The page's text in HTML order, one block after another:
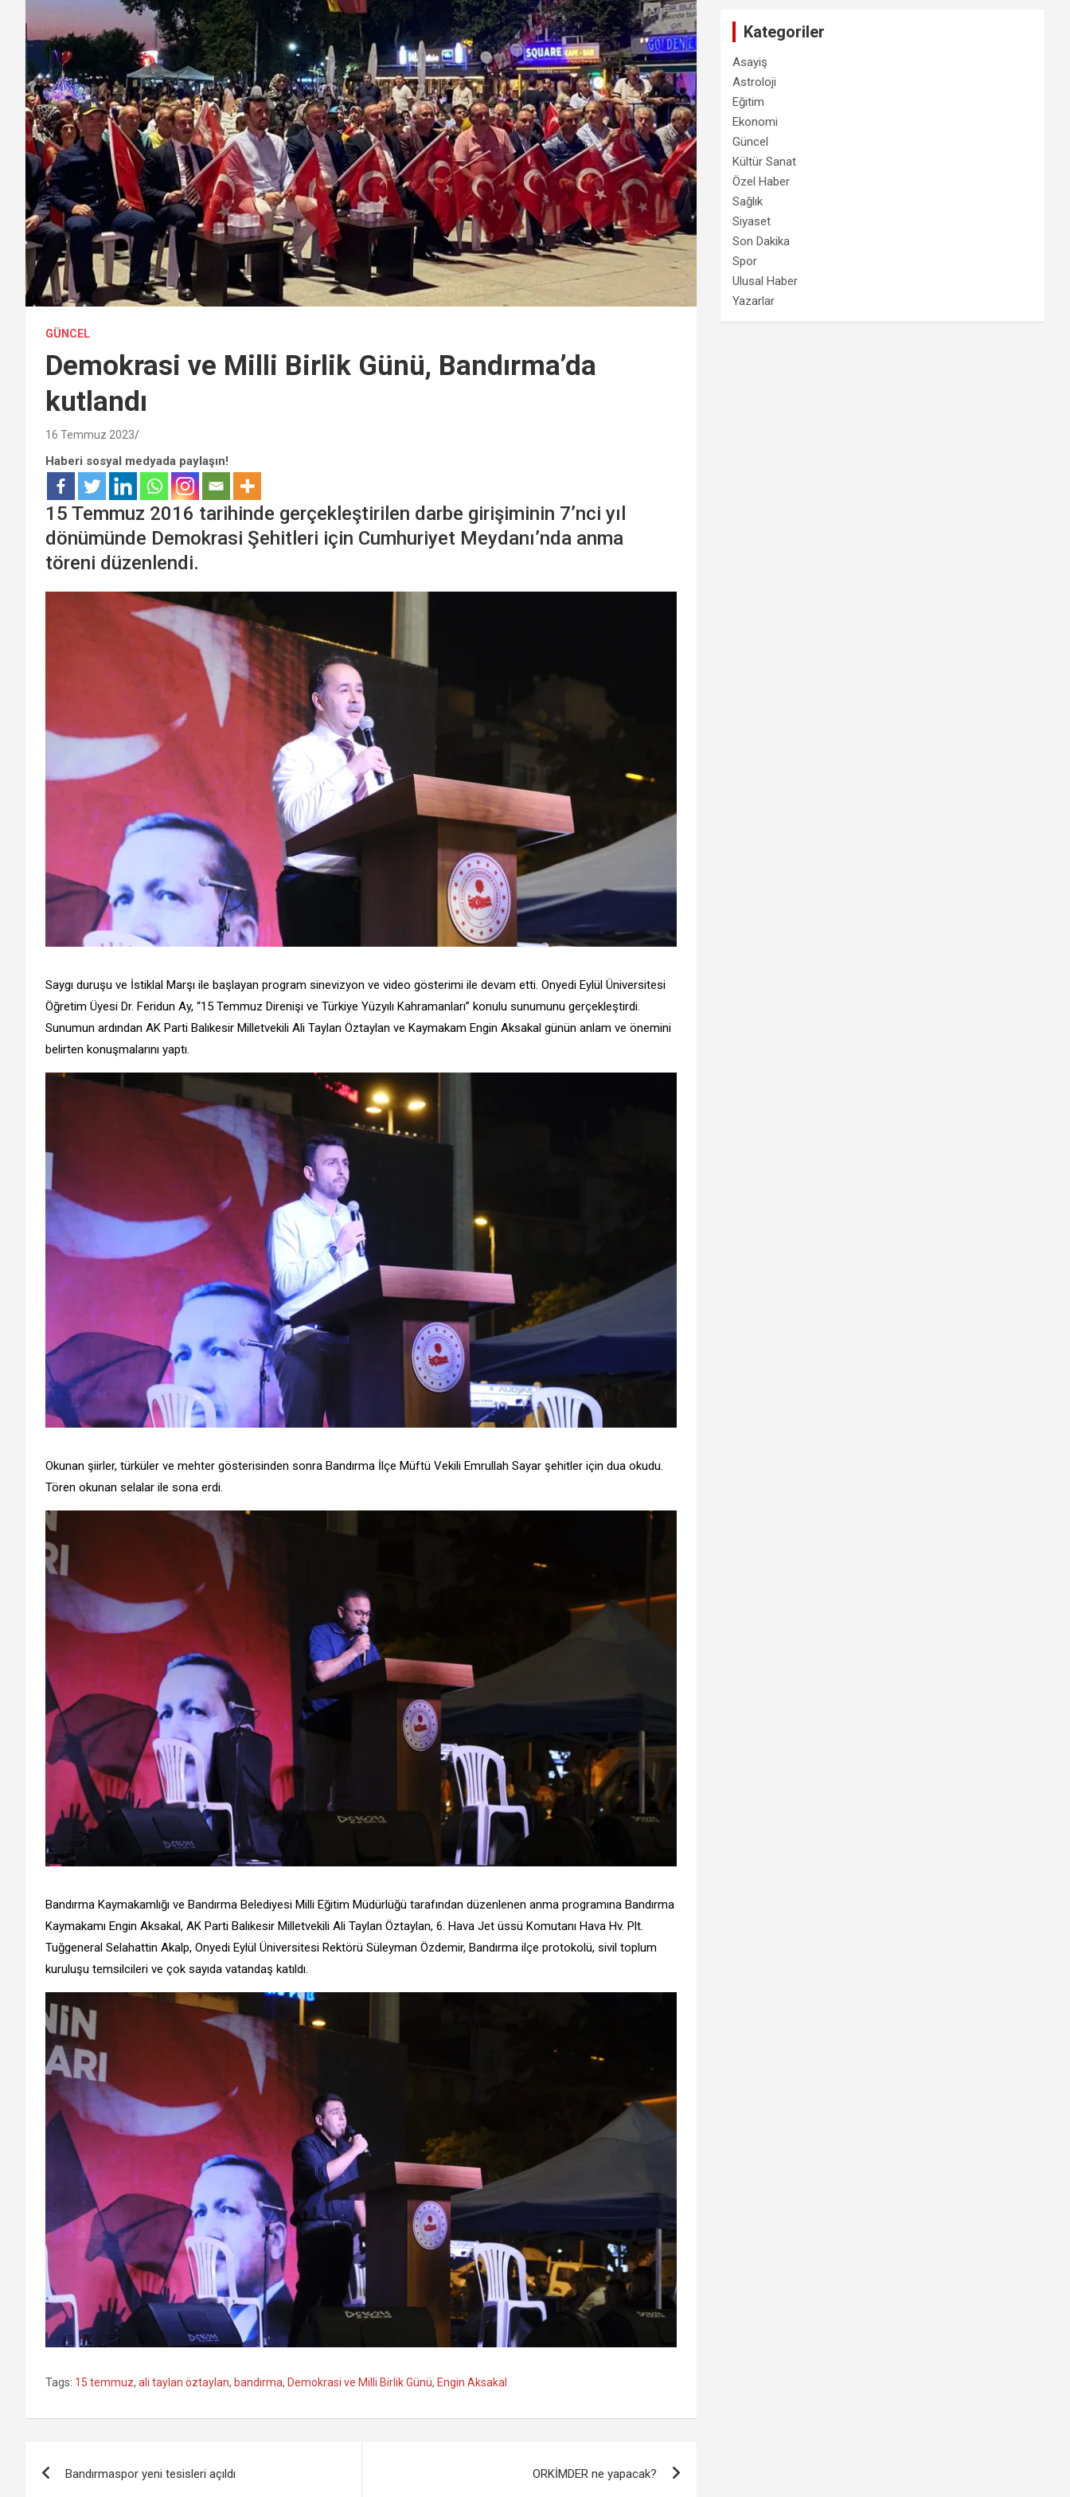
GÜNCEL
Demokrasi ve Milli Birlik Günü, Bandırma’da
kutlandı
16 Temmuz 2023
Haberi sosyal medyada paylaşın!
15 Temmuz 2016 tarihinde gerçekleştirilen darbe girişiminin 7’nci yıl
dönümünde Demokrasi Şehitleri için Cumhuriyet Meydanı’nda anma
töreni düzenlendi.
Saygı duruşu ve İstiklal Marşı ile başlayan program sinevizyon ve video gösterimi ile devam etti. Onyedi Eylül Üniversitesi
Öğretim Üyesi Dr. Feridun Ay, “15 Temmuz Direnişi ve Türkiye Yüzyılı Kahramanları” konulu sunumunu gerçekleştirdi.
Sunumun ardından AK Parti Balıkesir Milletvekili Ali Taylan Öztaylan ve Kaymakam Engin Aksakal günün anlam ve önemini
belirten konuşmalarını yaptı.
Okunan şiirler, türküler ve mehter gösterisinden sonra Bandırma İlçe Müftü Vekili Emrullah Sayar şehitler için dua okudu.
Tören okunan selalar ile sona erdi.
Bandırma Kaymakamlığı ve Bandırma Belediyesi Milli Eğitim Müdürlüğü tarafından düzenlenen anma programına Bandırma
Kaymakamı Engin Aksakal, AK Parti Balıkesir Milletvekili Ali Taylan Öztaylan, 6. Hava Jet üssü Komutanı Hava Hv. Plt.
Tuğgeneral Selahattin Akalp, Onyedi Eylül Üniversitesi Rektörü Süleyman Özdemir, Bandırma ilçe protokolü, sivil toplum
kuruluşu temsilcileri ve çok sayıda vatandaş katıldı.
Tags: 15 temmuz, ali taylan öztaylan, bandırma, Demokrasi ve Milli Birlik Günü, Engin Aksakal
gezinmesi
Bandırmaspor yeni tesisleri açıldı ORKİMDER ne yapacak?
Kategoriler
Asayiş
Astroloji
Eğitim
Ekonomi
Güncel
Kültür Sanat
Özel Haber
Sağlık
Siyaset
Son Dakika
Spor
Ulusal Haber
Yazarlar